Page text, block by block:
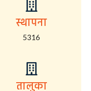
स्थापना
5316
तालुका